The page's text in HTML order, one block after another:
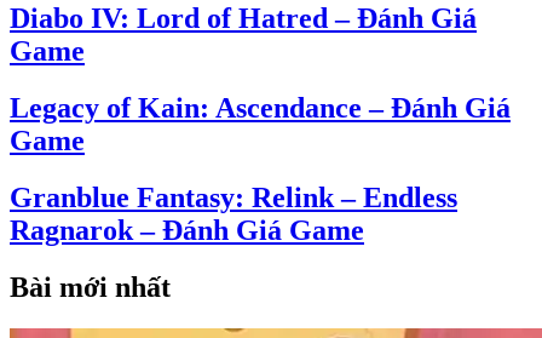
Diabo IV: Lord of Hatred – Đánh Giá
Game
Legacy of Kain: Ascendance – Đánh Giá
Game
Granblue Fantasy: Relink – Endless
Ragnarok – Đánh Giá Game
Bài mới nhất